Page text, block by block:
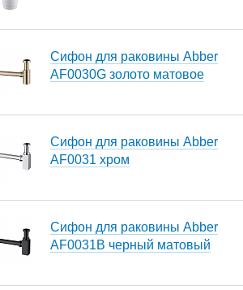
Сифон для раковины Abber
AF0030G золото матовое
Сифон для раковины Abber
AF0031 хром
Сифон для раковины Abber
AF0031B черный матовый